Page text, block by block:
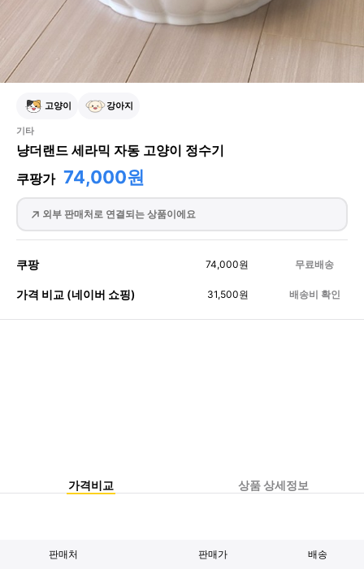
고양이 강아지
기타
냥더랜드 세라믹 자동 고양이 정수기
쿠팡가 74,000원
외부 판매처로 연결되는 상품이에요
쿠팡 74,000원 무료배송
가격 비교 (네이버 쇼핑) 31,500원 배송비 확인
가격비교 상품 상세정보
판매처 판매가 배송